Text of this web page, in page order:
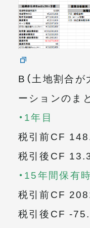
B（土地割合
ーションのま
・1年目
税引前CF
税引後CF
・15年間保有
税引前CF
税引後CF -